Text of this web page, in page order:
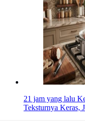
21 jam yang lalu
Teksturnya Keras,